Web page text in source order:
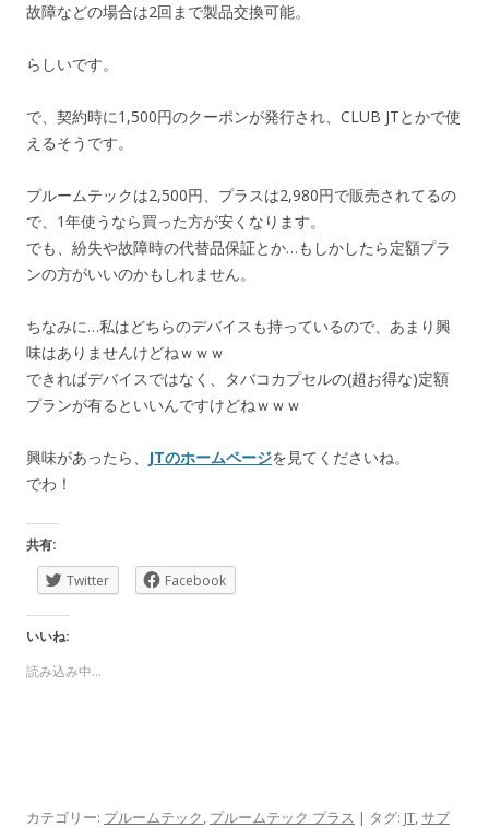
故障などの場合は2回まで製品交換可能。
らしいです。
で、契約時に1,500円のクーポンが発行され、CLUB JTとかで使
えるそうです。
プルームテックは2,500円、プラスは2,980円で販売されてるの
で、1年使うなら買った方が安くなります。
でも、紛失や故障時の代替品保証とか…もしかしたら定額プラ
ンの方がいいのかもしれません。
ちなみに…私はどちらのデバイスも持っているので、あまり興
味はありませんけどねｗｗｗ
できればデバイスではなく、タバコカプセルの(超お得な)定額
プランが有るといいんですけどねｗｗｗ
興味があったら、 JTのホームページを見てくださいね。
でわ！
共有:
Twitter
Facebook
いいね:
読み込み中…
カテゴリー: プルームテック, プルームテック プラス | タグ: JT,サブ